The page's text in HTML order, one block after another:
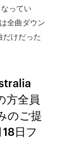
ってい
全曲ダウン
けだった
方全員
のご提
日フ